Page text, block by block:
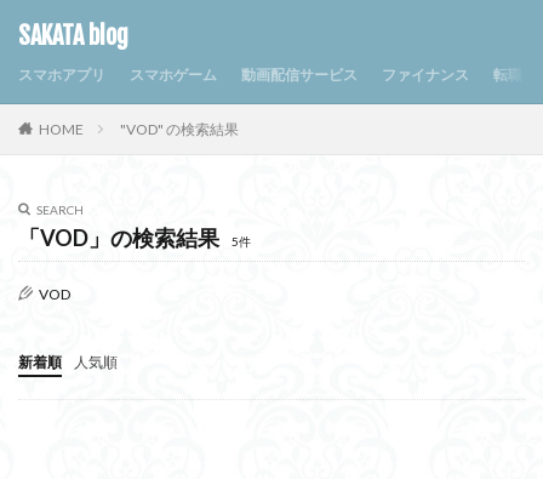
SAKATA blog
スマホアプリ スマホゲーム 動画配信サービス ファイナンス 転職・
HOME "VOD" の検索結果
SEARCH
「VOD」の検索結果 5件
VOD
新着順 人気順